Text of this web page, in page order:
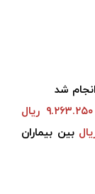
۹.۲۶۳.۲۵۰ ریال
بین بیماران